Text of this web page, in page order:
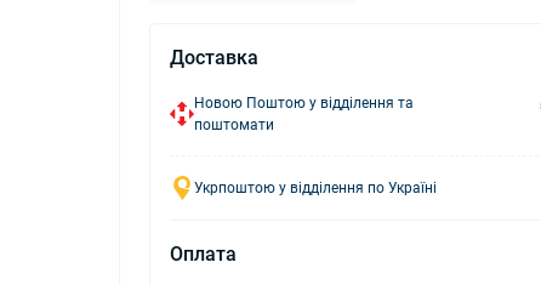
Доставка
Новою Поштою у відділення та
поштомати
Укрпоштою у відділення по Україні
Оплата